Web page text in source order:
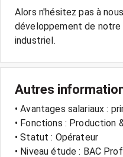
Alors n'hésitez pas à
développement de
Autres
• Avantages salariaux :
• Fonctions : Production
• Statut : Opérateur
• Niveau étude : BAC